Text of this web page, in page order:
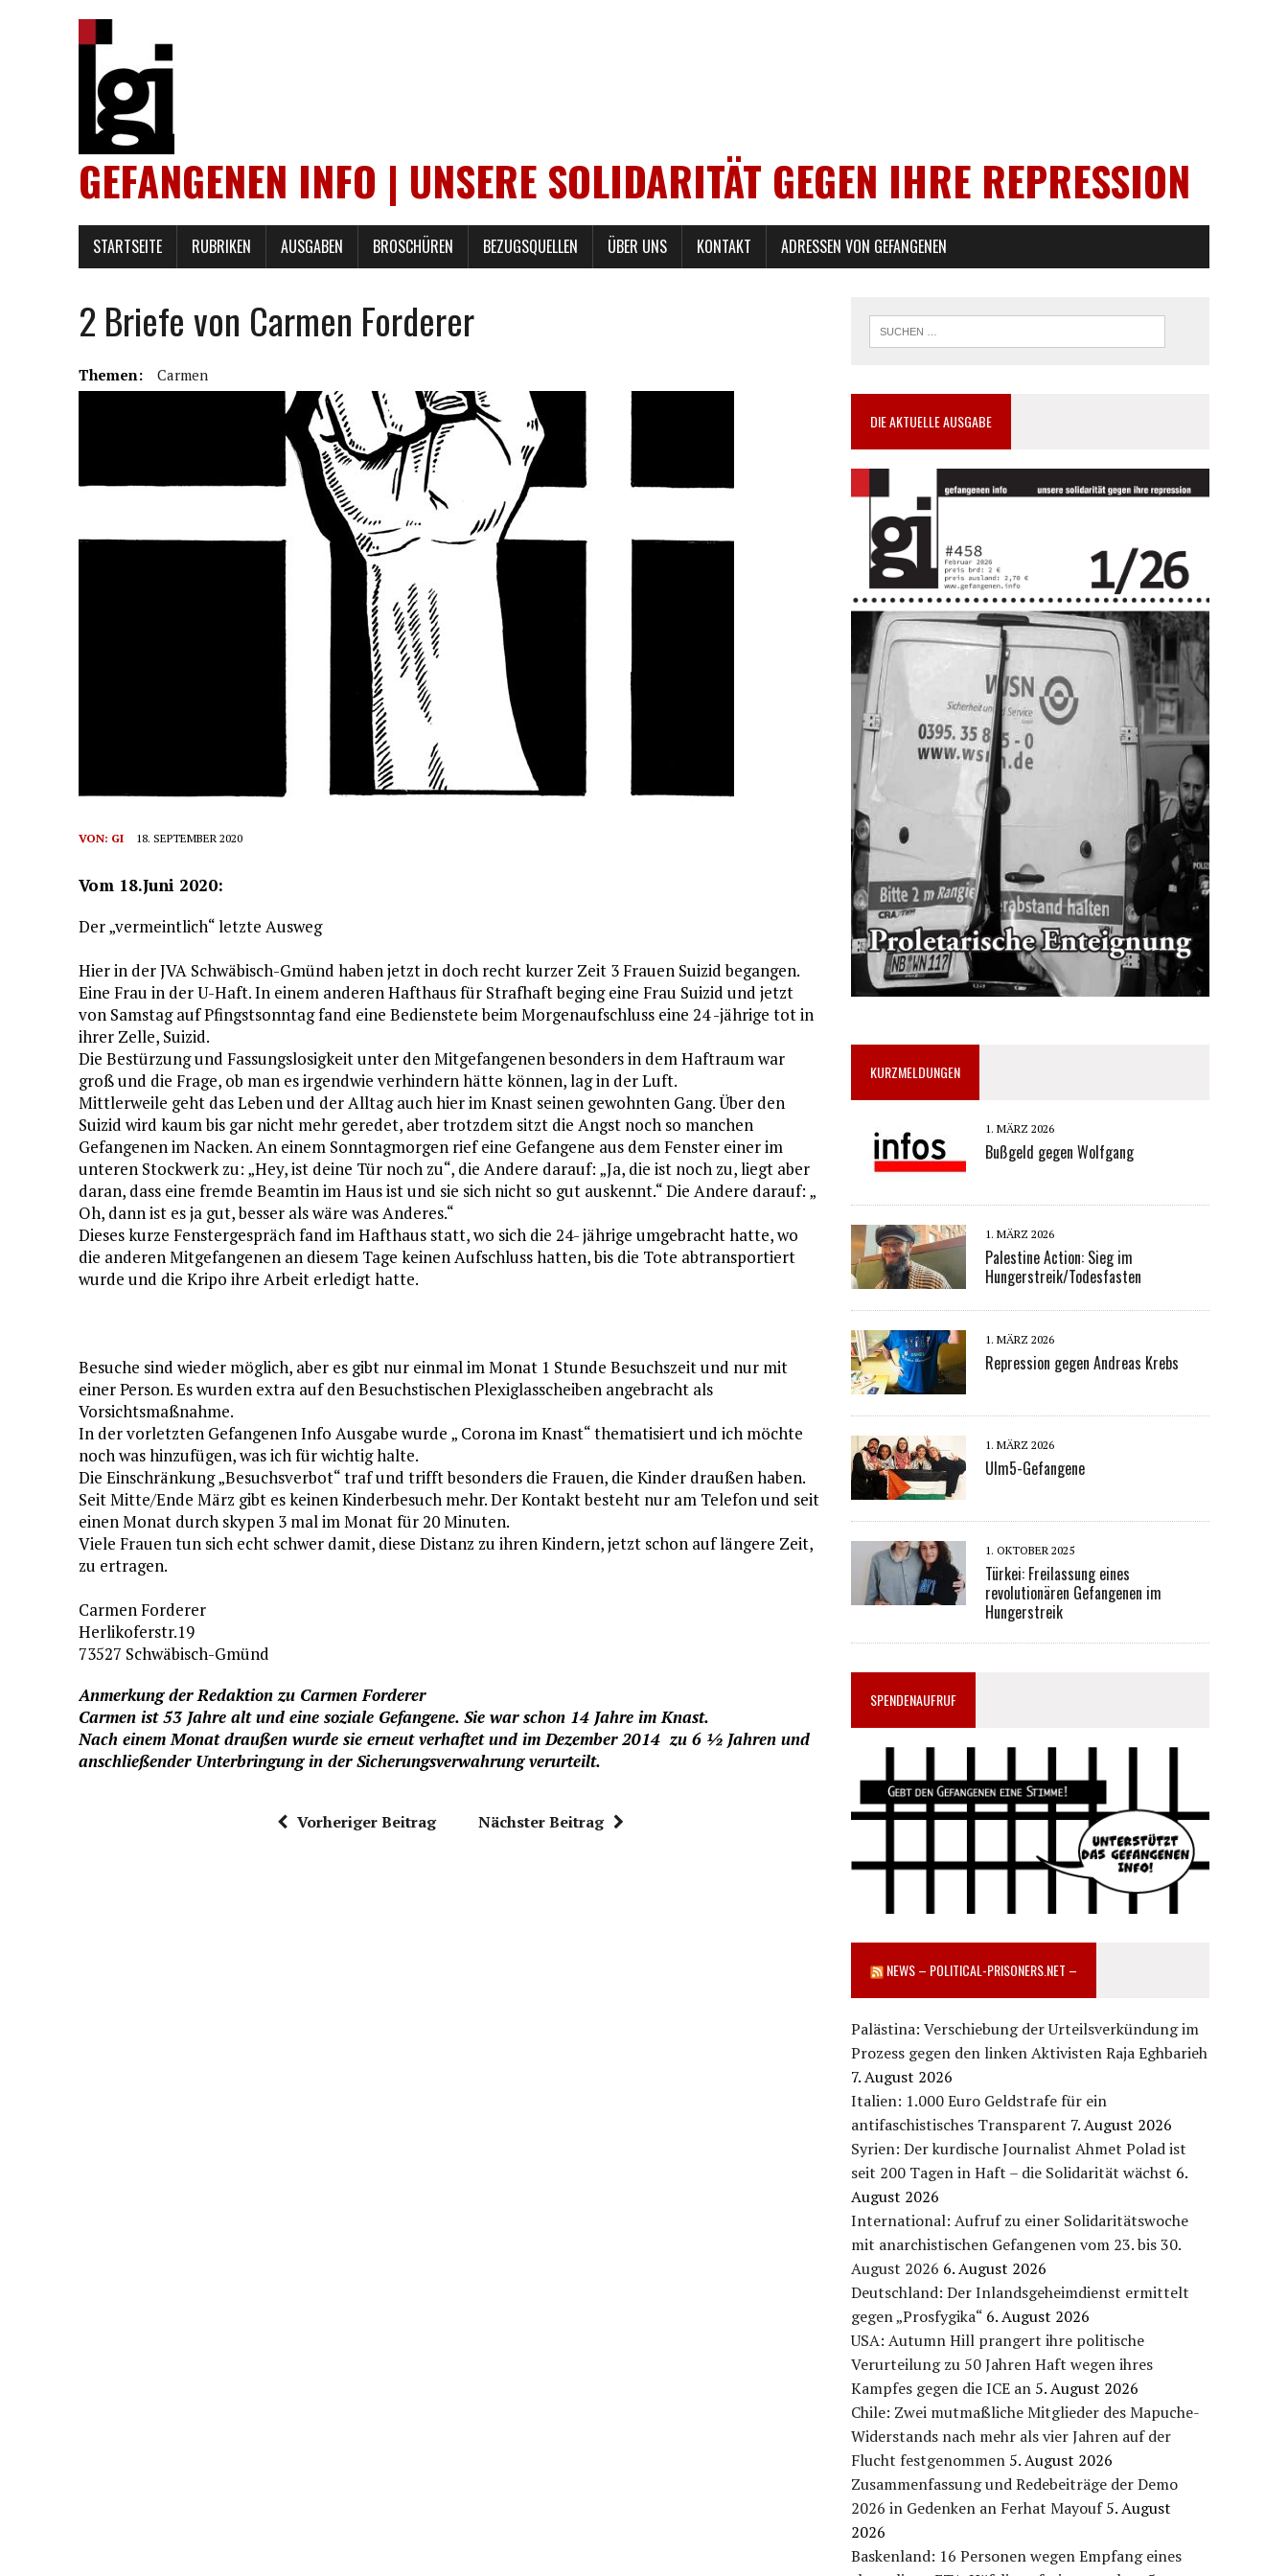
GEFANGENEN INFO | UNSERE SOLIDARITÄT GEGEN IHRE REPRESSION
STARTSEITE RUBRIKEN AUSGABEN BROSCHÜREN BEZUGSQUELLEN ÜBER UNS KONTAKT ADRESSEN VON GEFANGENEN
2 Briefe von Carmen Forderer
Themen: Carmen
VON: GI 18. SEPTEMBER 2020
Vom 18.Juni 2020:
Der „vermeintlich“ letzte Ausweg
Hier in der JVA Schwäbisch-Gmünd haben jetzt in doch recht kurzer Zeit 3 Frauen Suizid begangen.
Eine Frau in der U-Haft. In einem anderen Hafthaus für Strafhaft beging eine Frau Suizid und jetzt
von Samstag auf Pfingstsonntag fand eine Bedienstete beim Morgenaufschluss eine 24 -jährige tot in
ihrer Zelle, Suizid.
Die Bestürzung und Fassungslosigkeit unter den Mitgefangenen besonders in dem Haftraum war
groß und die Frage, ob man es irgendwie verhindern hätte können, lag in der Luft.
Mittlerweile geht das Leben und der Alltag auch hier im Knast seinen gewohnten Gang. Über den
Suizid wird kaum bis gar nicht mehr geredet, aber trotzdem sitzt die Angst noch so manchen
Gefangenen im Nacken. An einem Sonntagmorgen rief eine Gefangene aus dem Fenster einer im
unteren Stockwerk zu: „Hey, ist deine Tür noch zu“, die Andere darauf: „Ja, die ist noch zu, liegt aber
daran, dass eine fremde Beamtin im Haus ist und sie sich nicht so gut auskennt.“ Die Andere darauf: „
Oh, dann ist es ja gut, besser als wäre was Anderes.“
Dieses kurze Fenstergespräch fand im Hafthaus statt, wo sich die 24- jährige umgebracht hatte, wo
die anderen Mitgefangenen an diesem Tage keinen Aufschluss hatten, bis die Tote abtransportiert
wurde und die Kripo ihre Arbeit erledigt hatte.
Besuche sind wieder möglich, aber es gibt nur einmal im Monat 1 Stunde Besuchszeit und nur mit
einer Person. Es wurden extra auf den Besuchstischen Plexiglasscheiben angebracht als
Vorsichtsmaßnahme.
In der vorletzten Gefangenen Info Ausgabe wurde „ Corona im Knast“ thematisiert und ich möchte
noch was hinzufügen, was ich für wichtig halte.
Die Einschränkung „Besuchsverbot“ traf und trifft besonders die Frauen, die Kinder draußen haben.
Seit Mitte/Ende März gibt es keinen Kinderbesuch mehr. Der Kontakt besteht nur am Telefon und seit
einen Monat durch skypen 3 mal im Monat für 20 Minuten.
Viele Frauen tun sich echt schwer damit, diese Distanz zu ihren Kindern, jetzt schon auf längere Zeit,
zu ertragen.
Carmen Forderer
Herlikoferstr.19
73527 Schwäbisch-Gmünd
Anmerkung der Redaktion zu Carmen Forderer
Carmen ist 53 Jahre alt und eine soziale Gefangene. Sie war schon 14 Jahre im Knast.
Nach einem Monat draußen wurde sie erneut verhaftet und im Dezember 2014 zu 6 ½ Jahren und
anschließender Unterbringung in der Sicherungsverwahrung verurteilt.
Vorheriger Beitrag Nächster Beitrag
DIE AKTUELLE AUSGABE
KURZMELDUNGEN
1. MÄRZ 2026
Bußgeld gegen Wolfgang
1. MÄRZ 2026
Palestine Action: Sieg im
Hungerstreik/Todesfasten
1. MÄRZ 2026
Repression gegen Andreas Krebs
1. MÄRZ 2026
Ulm5-Gefangene
1. OKTOBER 2025
Türkei: Freilassung eines
revolutionären Gefangenen im
Hungerstreik
SPENDENAUFRUF
NEWS – POLITICAL-PRISONERS.NET –
Palästina: Verschiebung der Urteilsverkündung im
Prozess gegen den linken Aktivisten Raja Eghbarieh
7. August 2026
Italien: 1.000 Euro Geldstrafe für ein
antifaschistisches Transparent 7. August 2026
Syrien: Der kurdische Journalist Ahmet Polad ist
seit 200 Tagen in Haft – die Solidarität wächst 6.
August 2026
International: Aufruf zu einer Solidaritätswoche
mit anarchistischen Gefangenen vom 23. bis 30.
August 2026 6. August 2026
Deutschland: Der Inlandsgeheimdienst ermittelt
gegen „Prosfygika“ 6. August 2026
USA: Autumn Hill prangert ihre politische
Verurteilung zu 50 Jahren Haft wegen ihres
Kampfes gegen die ICE an 5. August 2026
Chile: Zwei mutmaßliche Mitglieder des Mapuche-
Widerstands nach mehr als vier Jahren auf der
Flucht festgenommen 5. August 2026
Zusammenfassung und Redebeiträge der Demo
2026 in Gedenken an Ferhat Mayouf 5. August
2026
Baskenland: 16 Personen wegen Empfang eines